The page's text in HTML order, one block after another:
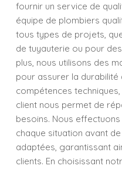
fournir un service de
équipe de plombiers
tous types de projets,
de tuyauterie ou pour
plus, nous utilisons des
pour assurer la durabilité
compétences
client nous permet de
besoins. Nous
chaque situation avant
adaptées, garantissant
clients. En choisissant